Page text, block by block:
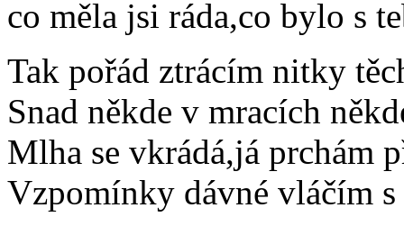
co měla jsi ráda,co bylo s
Tak pořád ztrácím nitky
Snad někde v mracích
Mlha se vkrádá,já prchám
Vzpomínky dávné vláčím s